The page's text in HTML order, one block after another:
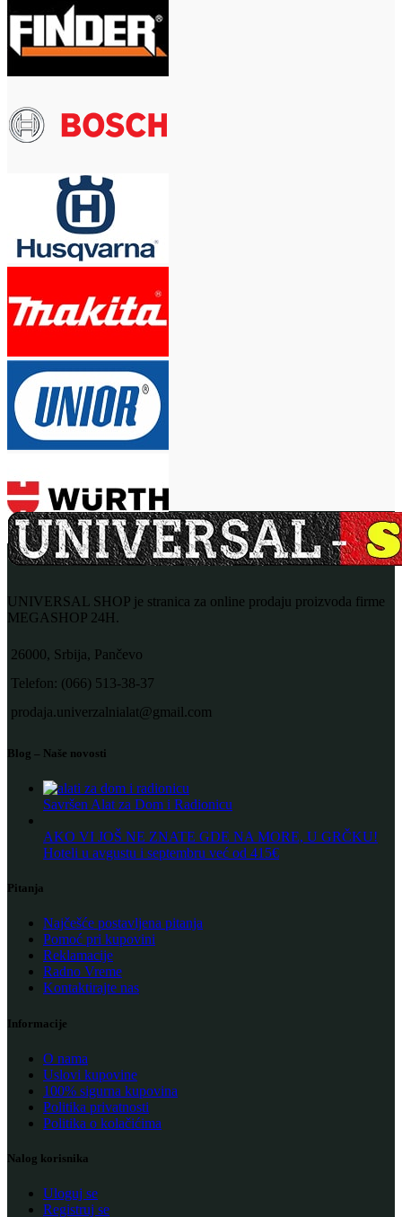
UNIVERSAL SHOP je stranica za online prodaju proizvoda firme
MEGASHOP 24H.
26000, Srbija, Pančevo
Telefon: (066) 513-38-37
prodaja.univerzalnialat@gmail.com
Blog – Naše novosti
Savršen Alat za Dom i Radionicu
AKO VI JOŠ NE ZNATE GDE NA MORE, U GRČKU!
Hoteli u avgustu i septembru već od 415€
Pitanja
Najčešće postavljena pitanja
Pomoć pri kupovini
Reklamacije
Radno Vreme
Kontaktirajte nas
Informacije
O nama
Uslovi kupovine
100% sigurna kupovina
Politika privatnosti
Politika o kolačićima
Nalog korisnika
Uloguj se
Registruj se